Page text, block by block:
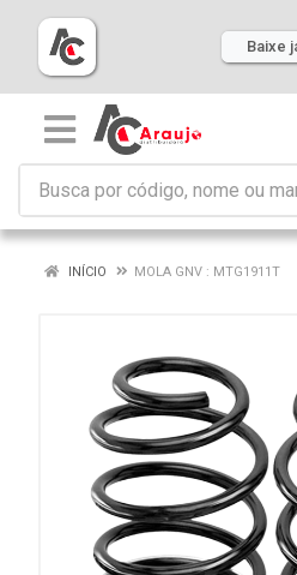
Baixe
INÍCIO MOLA GNV : MTG1911T